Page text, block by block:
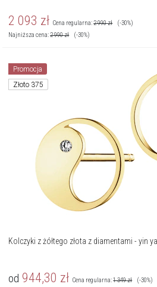
2 093 zł Cena regularna:2 990zł
(-30%)
Najniższa cena:2 990zł (-30%)
Promocja
Złoto 375
Kolczyki z
od 944,30 zł Cena regularna:1 349zł
(-30%)